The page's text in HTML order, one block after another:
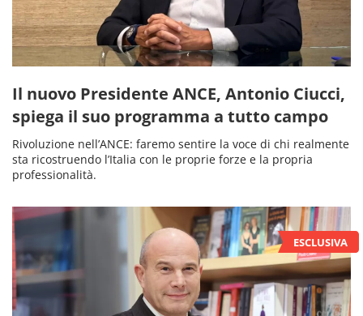
Il nuovo Presidente ANCE, Antonio Ciucci,
spiega il suo programma a tutto campo
Rivoluzione nell’ANCE: faremo sentire la voce di chi realmente
sta ricostruendo l’Italia con le proprie forze e la propria
professionalità.